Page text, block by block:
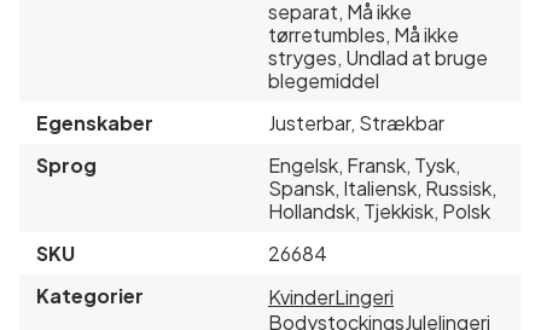
separat, Må ikke
tørretumbles, Må ikke
stryges, Undlad at bruge
blegemiddel
Egenskaber
Justerbar, Strækbar
Sprog
Engelsk, Fransk, Tysk,
Spansk, Italiensk, Russisk,
Hollandsk, Tjekkisk, Polsk
SKU
26684
Kategorier
KvinderLingeri
BodystockingsJulelingeri